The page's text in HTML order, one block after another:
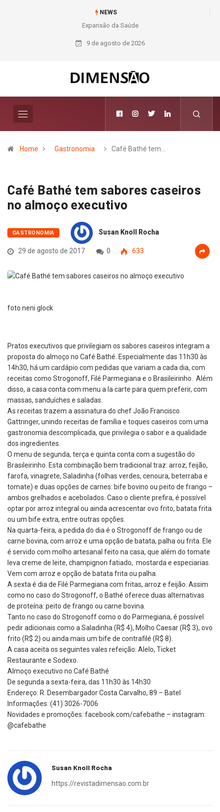
NEWS
Expansão da Saúde Nichele completa
50 anos com 14
varejistas de
9 de agosto de 2026
Home Gastronomia Café Bathé tem…
Café Bathé tem sabores caseiros
no almoço executivo
GASTRONOMIA Susan Knoll Rocha
29 de agosto de 2017 0 633
foto neni glock
Pratos executivos que privilegiam os sabores caseiros integram a
proposta do almoço no Café Bathé. Especialmente das 11h30 às
14h30, há um cardápio com pedidas que variam a cada dia, com
receitas como Strogonoff, Filé Parmegiana e o Brasileirinho. Além
disso, a casa conta com menu a la carte para quem preferir, com
massas, sanduíches e saladas.
As receitas trazem a assinatura do chef João Francisco
Gattringer, unindo receitas de família e toques caseiros com uma
gastronomia descomplicada, que privilegia o sabor e a qualidade
dos ingredientes.
O menu de segunda, terça e quinta conta com a sugestão do
Brasileirinho. Esta combinação bem tradicional traz: arroz, feijão,
farofa, vinagrete, Saladinha (folhas verdes, cenoura, beterraba e
tomate) e duas opções de carnes: bife bovino ou peito de frango –
ambos grelhados e acebolados. Caso o cliente prefira, é possível
optar por arroz integral ou ainda acrescentar ovo frito, batata frita
ou um bife extra, entre outras opções.
Na quarta-feira, a pedida do dia é o Strogonoff de frango ou de
carne bovina, com arroz e uma opção de batata, palha ou frita. Ele
é servido com molho artesanal feito na casa, que além do tomate
leva creme de leite, champignon fatiado, mostarda e especiarias.
Vem com arroz e opção de batata frita ou palha.
A sexta é dia de Filé Parmegiana com fritas, arroz e feijão. Assim
como no caso do Strogonoff, o Bathé oferece duas alternativas
de proteína: peito de frango ou carne bovina.
Tanto no caso do Strogonoff como o do Parmegiana, é possível
pedir adicionais como a Saladinha (R$ 4), Molho Caesar (R$ 3), ovo
frito (R$ 2) ou ainda mais um bife de contrafilé (R$ 8).
A casa aceita os seguintes vales refeição: Alelo, Ticket
Restaurante e Sodexo.
Almoço executivo no Café Bathé
De segunda a sexta-feira, das 11h30 às 14h30
Endereço: R. Desembargador Costa Carvalho, 89 – Batel
Informações: (41) 3026-7006
Novidades e promoções: facebook.com/cafebathe – instagram:
@cafebathe
Susan Knoll Rocha
https://revistadimensao.com.br